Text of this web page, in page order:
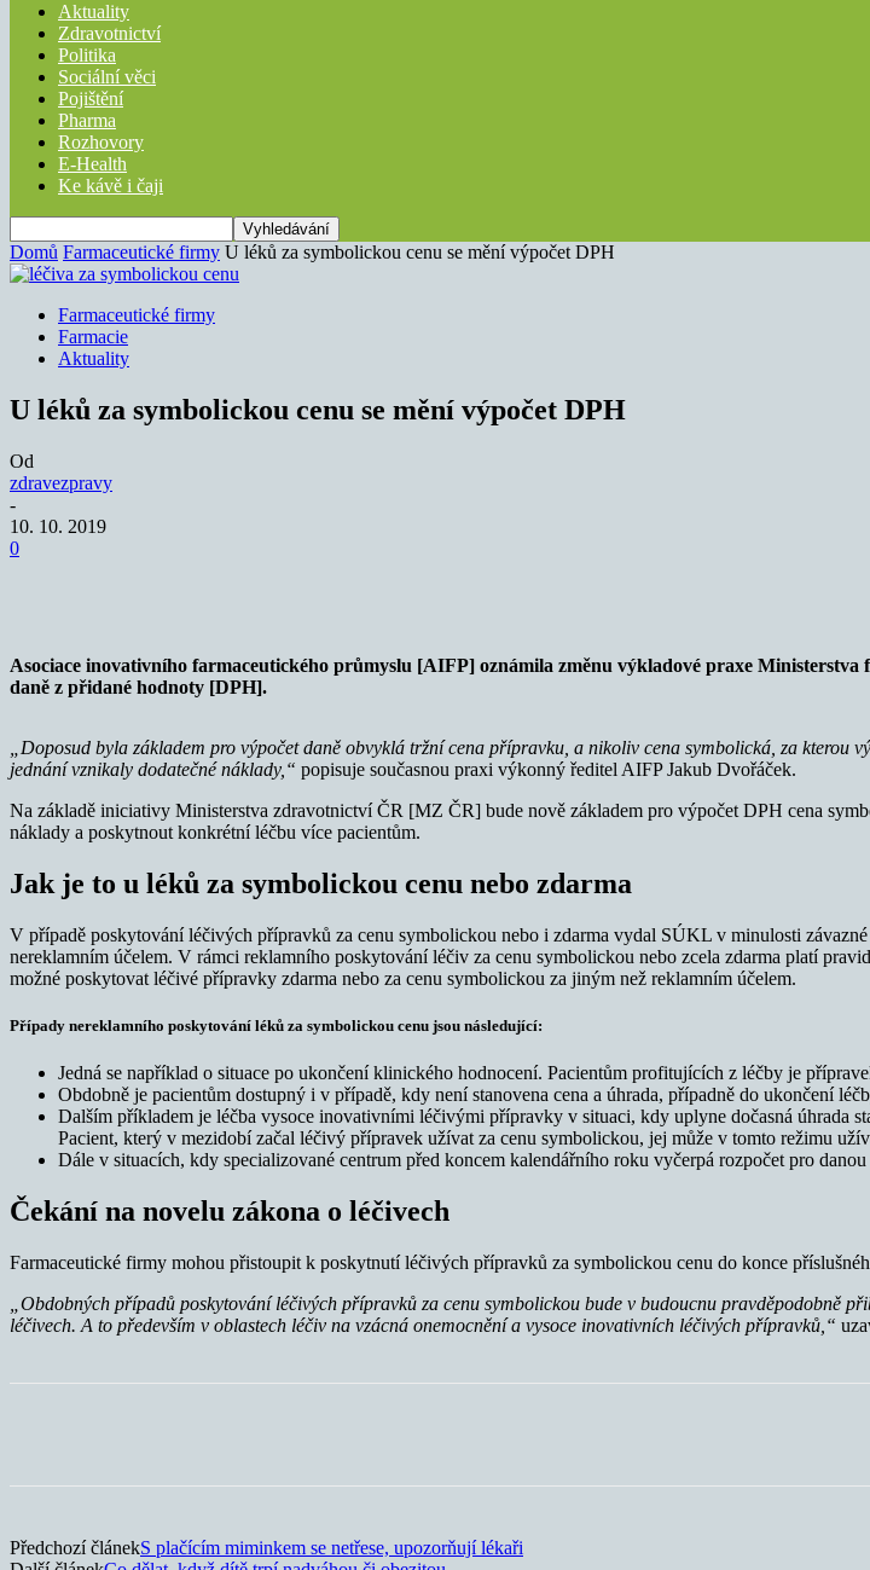
Aktuality
Zdravotnictví
Politika
Sociální věci
Pojištění
Pharma
Rozhovory
E-Health
Ke kávě i čaji
Domů Farmaceutické firmy U léků za symbolickou cenu se mění výpočet DPH
Farmaceutické firmy
Farmacie
Aktuality
U léků za symbolickou cenu se mění výpočet DPH
Od
zdravezpravy
-
10. 10. 2019
0
Asociace inovativního farmaceutického průmyslu [AIFP] oznámila změnu výkladové praxe
daně z přidané hodnoty [DPH].
„Doposud byla základem pro výpočet daně obvyklá tržní cena přípravku, a nikoliv cena symbolická, za kterou
jednání vznikaly dodatečné náklady,“ popisuje současnou praxi výkonný ředitel AIFP Jakub Dvořáček.
Na základě iniciativy Ministerstva zdravotnictví ČR [MZ ČR] bude nově základem pro výpočet DPH cena
náklady a poskytnout konkrétní léčbu více pacientům.
Jak je to u léků za symbolickou cenu nebo zdarma
V případě poskytování léčivých přípravků za cenu symbolickou nebo i zdarma vydal SÚKL v minulosti
nereklamním účelem. V rámci reklamního poskytování léčiv za cenu symbolickou nebo zcela zdarma platí
možné poskytovat léčivé přípravky zdarma nebo za cenu symbolickou za jiným než reklamním účelem.
Případy nereklamního poskytování léků za symbolickou cenu jsou následující:
Jedná se například o situace po ukončení klinického hodnocení. Pacientům profitujících z léčby je
Obdobně je pacientům dostupný i v případě, kdy není stanovena cena a úhrada, případně do ukončení
Dalším příkladem je léčba vysoce inovativními léčivými přípravky v situaci, kdy uplyne dočasná úhrada
Pacient, který v mezidobí začal léčivý přípravek užívat za cenu symbolickou, jej může v tomto režimu
Dále v situacích, kdy specializované centrum před koncem kalendářního roku vyčerpá rozpočet pro
Čekání na novelu zákona o léčivech
Farmaceutické firmy mohou přistoupit k poskytnutí léčivých přípravků za symbolickou cenu do konce
„Obdobných případů poskytování léčivých přípravků za cenu symbolickou bude v budoucnu pravděpodobně
léčivech. A to především v oblastech léčiv na vzácná onemocnění a vysoce inovativních léčivých přípravků,“
Předchozí článekS plačícím miminkem se netřese, upozorňují lékaři